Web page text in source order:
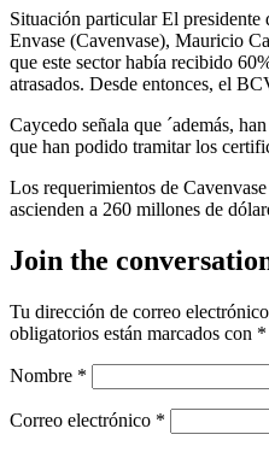
Situación particular El presidente
Envase (Cavenvase), Mauricio
que este sector había recibido
atrasados. Desde entonces, el
Caycedo señala que ´además,
que han podido tramitar los
Los requerimientos de
ascienden a 260 millones de
Join the
Tu dirección de correo
obligatorios están marcados con *
Nombre *
Correo electrónico *